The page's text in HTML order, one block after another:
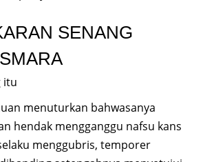
SENANG
itu
menuturkan bahwasanya
hendak mengganggu nafsu kans
menggubris, temporer